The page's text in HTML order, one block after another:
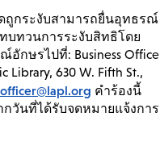
ถูกระงับสามารถยื่นอุทธรณ์
บทวนการระงับสิทธิโดย
กษรไปที่: Business Office
Library, 630 W. Fifth St.,
คำร้องนี้
กวันที่ได้รับจดหมายแจ้งการ